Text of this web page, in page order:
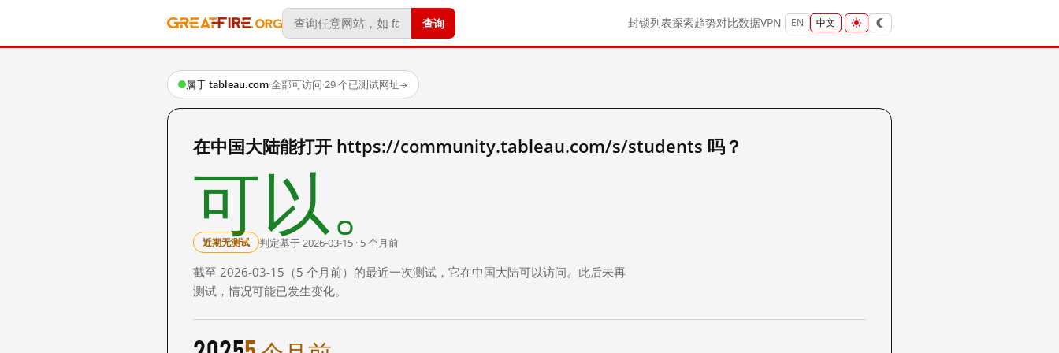
查询 封锁列表探索趋势对比数据VPN EN 中文
属于 tableau.com·全部可访问·29 个已测试网址→
在中国大陆能打开 https://community.tableau.com/s/students 吗？
可以。
近期无测试 判定基于 2026-03-15 · 5 个月前
截至 2026-03-15（5 个月前）的最近一次测试，它在中国大陆可以访问。此后未再
测试，情况可能已发生变化。